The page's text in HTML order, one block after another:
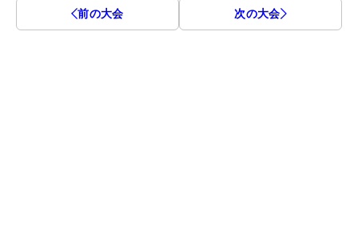
前の大会 次の大会